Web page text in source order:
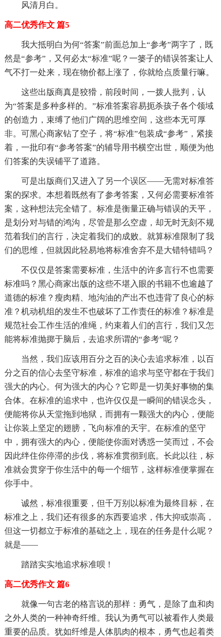
风清月白。
高二优秀作文 篇5
我大抵明白为何“答案”前面总加上“参考”两字了，既
然是“参考”，又何必太“标准”呢？一篓子的错误答案让人
气不打一处来，现在物价都上涨了，你就给点质量行嘛。
这些出版商真是狡猾，前段时间，一拨人批判，认
为“答案是多种多样的。”标准答案容易扼杀孩子各个领域
的创造力，束缚了他们广阔的思维空间，这些本无可厚
非。可黑心商家钻了空子，将“标准”包装成“参考”，紧接
着，一批印有“参考答案”的辅导用书横空出世，顺便为他
们答案的失误铺平了道路。
可是出版商们又进入了另一个误区——无需对标准答
案的探求。本想着既然有了参考答案，又何必需要标准答
案，这种想法完全错了。标准是衡量正确与错误的天平，
是划分对与错的鸿沟，尽管是那么空虚，却无时无刻不规
范着我们的言行，决定着我们的成败。就算标准限制了我
们的思维，但就因此轻易地将标准舍弃不是大错特错吗？
不仅仅是答案需要标准，生活中的许多言行不也需要
标准吗？黑心商家出版的这些不堪入眼的书籍不也逾越了
道德的标准？瘦肉精、地沟油的产出不也违背了良心的标
准？机动机组的发生不也破坏了工作责任的标准？标准是
规范社会工作生活的准绳，约束着人们的言行，我们又怎
能将标准抛掷于脑后，去追求所谓的“参考”呢？
当然，我们应该用百分之百的决心去追求标准，以百
分之百的信心去坚守标准，标准的追求与坚守都在于我们
强大的内心。何为强大的内心？它即是一切美好事物的集
合体。在标准的追求中，也许仅仅是一瞬间的错误念头，
便能将你从天堂拖到地狱，而拥有一颗强大的内心，便能
让你装上坚定的翅膀，飞向标准的天宇。在标准的坚守
中，拥有强大的内心，便能使你面对诱惑一笑而过，不会
因此绊住你停滞的步伐，将标准贯彻到底。长此以往，标
准就会贯穿于你生活中的每一个细节，这样标准便掌握在
你手中。
诚然，标准很重要，但千万别以标准为最终目标，在
标准之上，我们还有很多的东西要追求，伟大抑或崇高，
但这一切都立于标准的基础之上，现在的任务是什么呢？
就是——
踏踏实实地追求标准呗！
高二优秀作文 篇6
就像一句古老的格言说的那样：勇气，是除了血和肉
之外人类的一种神奇纤维。我认为勇气可以被看作人类最
重要的品质。犹如纤维是人体肌肉的根本，勇气也起着类